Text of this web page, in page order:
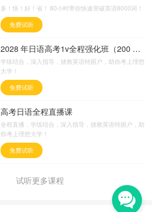
多！快！好！省！ 80小时带你快速突破英语8000词！
免费试听
2028 年日语高考1v全程强化班（200 课时）
学练结合，深入指导，拯救英语特困户，助你考上理想
大学！
免费试听
高考日语全程直播课
全程直播，学练结合，深入指导，拯救英语特困户，助
你考上理想大学！
免费试听
试听更多课程